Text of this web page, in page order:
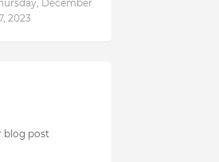
December
2023
blog post